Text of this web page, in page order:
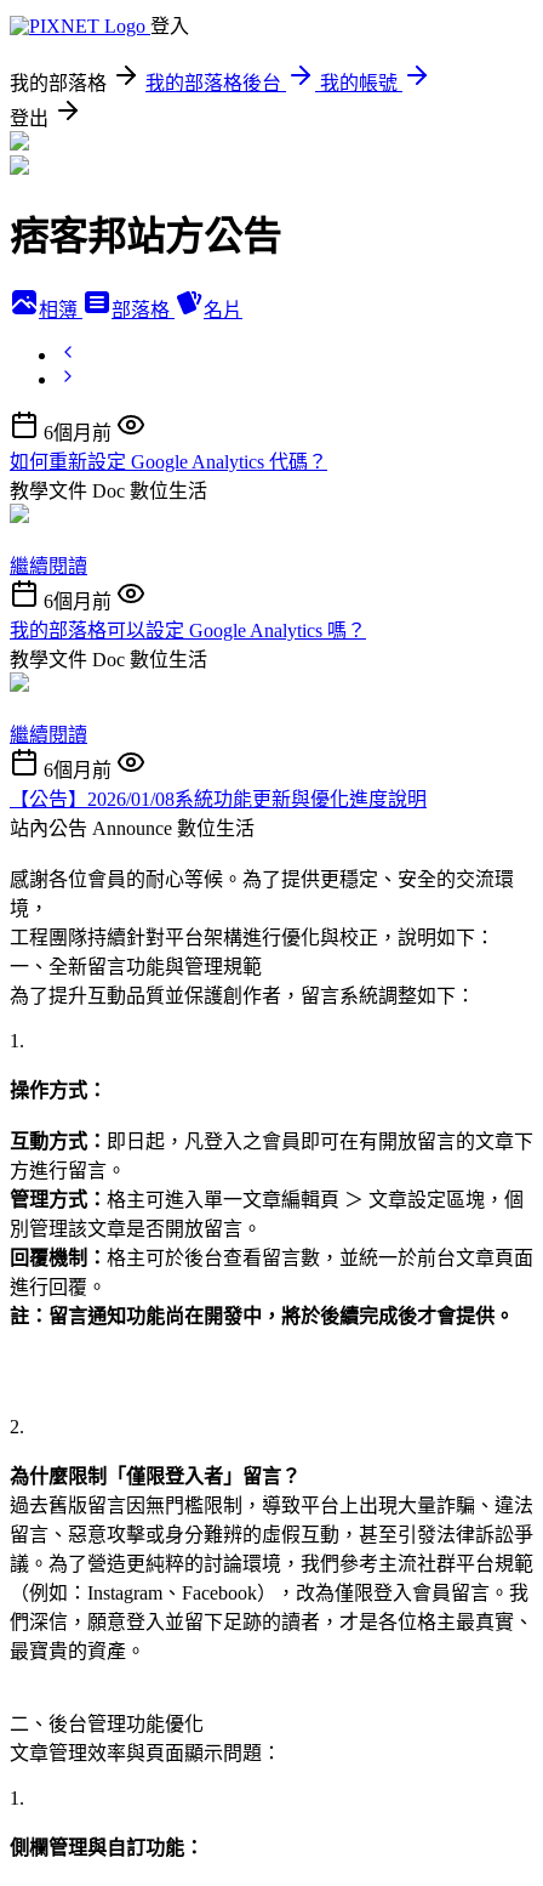
登入
我的部落格 我的部落格後台
我的帳號
登出
痞客邦站方公告
相簿 部落格 名片
6個月前
如何重新設定 Google Analytics 代碼？
教學文件 Doc 數位生活
繼續閱讀
6個月前
我的部落格可以設定 Google Analytics 嗎？
教學文件 Doc 數位生活
繼續閱讀
6個月前
【公告】2026/01/08系統功能更新與優化進度說明
站內公告 Announce 數位生活
感謝各位會員的耐心等候。為了提供更穩定、安全的交流環
境，
工程團隊持續針對平台架構進行優化與校正，說明如下：
一、全新留言功能與管理規範
為了提升互動品質並保護創作者，留言系統調整如下：
1.
操作方式：
互動方式： 即日起，凡登入之會員即可在有開放留言的文章下
方進行留言。
管理方式： 格主可進入單一文章編輯頁 ＞ 文章設定區塊，個
別管理該文章是否開放留言。
回覆機制： 格主可於後台查看留言數，並統一於前台文章頁面
進行回覆。
註：留言通知功能尚在開發中，將於後續完成後才會提供。
2.
為什麼限制「僅限登入者」留言？
過去舊版留言因無門檻限制，導致平台上出現大量詐騙、違法
留言、惡意攻擊或身分難辨的虛假互動，甚至引發法律訴訟爭
議。為了營造更純粹的討論環境，我們參考主流社群平台規範
（例如：Instagram、Facebook），改為僅限登入會員留言。我
們深信，願意登入並留下足跡的讀者，才是各位格主最真實、
最寶貴的資產。
二、後台管理功能優化
文章管理效率與頁面顯示問題：
1.
側欄管理與自訂功能：